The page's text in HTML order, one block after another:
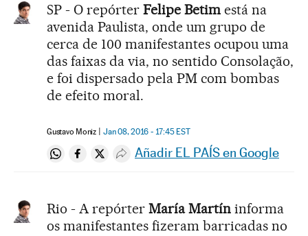
SP - O repórter Felipe Betim está na
avenida Paulista, onde um grupo de
cerca de 100 manifestantes ocupou uma
das faixas da via, no sentido Consolação,
e foi dispersado pela PM com bombas
de efeito moral.
Gustavo Moniz Jan 08, 2016 - 17:45 EST
Compartir en Whatsapp
Compartir en Facebook
Compartir en Twitter
Desplegar Redes Sociales
Añadir EL PAÍS en Google
Rio - A repórter María Martín informa
os manifestantes fizeram barricadas no